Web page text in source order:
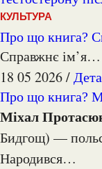
КУЛЬТУРА
Про що книга?
Справжнє ім’я…
18 05 2026 /
Про що книга?
Міхал
Бидгощ) —
Народився…